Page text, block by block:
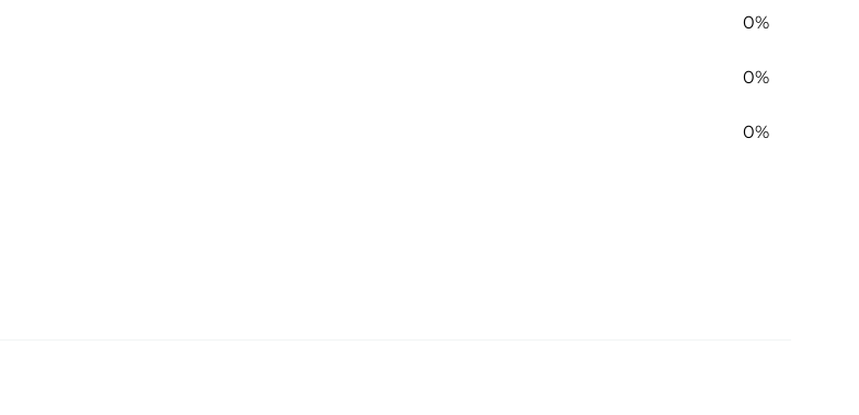
0%
0%
0%